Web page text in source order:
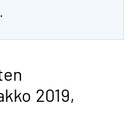
2019,